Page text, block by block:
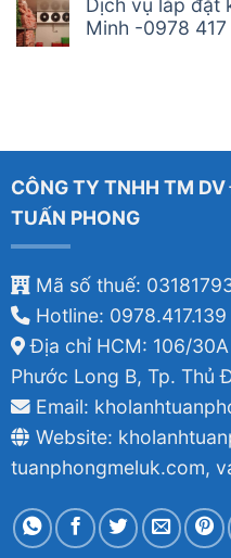
Dịch vụ lắp đặt
Minh -0978 417
CÔNG TY TNHH TM
TUẤN PHONG
Mã số thuế:
Hotline: 0978.417.139
Địa chỉ HCM: 106/
Phước Long B, Tp. Thủ
Email:
Website:
tuanphongmeluk.com,